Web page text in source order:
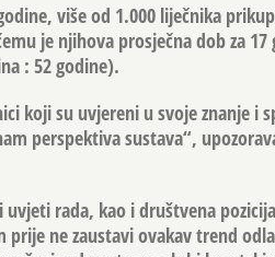
više od 1.000 liječnika
je njihova prosječna dob za 17
: 52 godine).
koji su uvjereni u svoje znanje i
perspektiva sustava“,
rada, kao i društvena
ne zaustavi ovakav trend